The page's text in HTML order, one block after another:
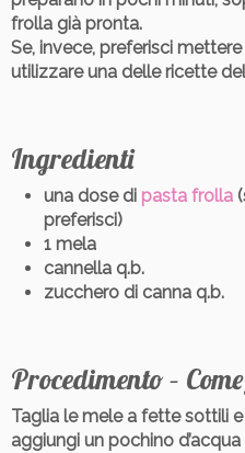
frolla già pronta.
Se, invece, preferisci
utilizzare una delle ricette
Ingredienti
una dose di pasta frolla
preferisci)
1 mela
cannella q.b.
zucchero di canna q.b.
Procedimento –
Taglia le mele a fette sottili
aggiungi un pochino